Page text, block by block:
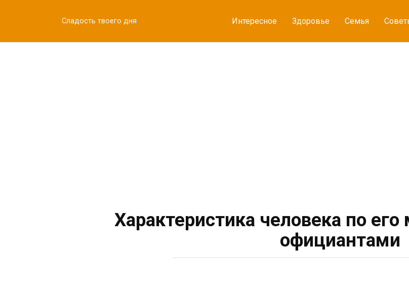
Сладость твоего дня Интересное Здоровье Семья
Характеристика человека по
официантами